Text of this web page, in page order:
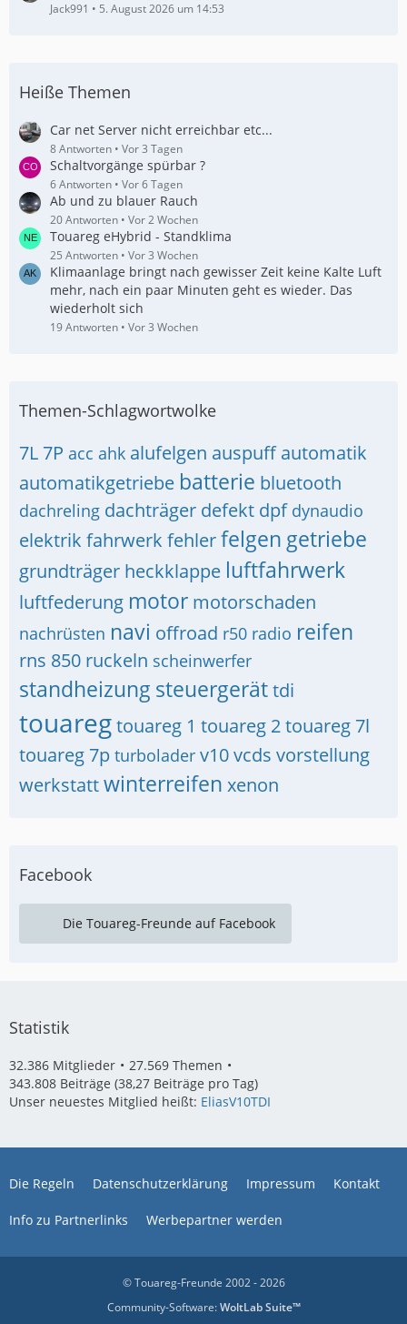
Jack991 5. August 2026 um 14:53
Heiße Themen
Car net Server nicht erreichbar etc...
8 Antworten Vor 3 Tagen
Schaltvorgänge spürbar ?
6 Antworten Vor 6 Tagen
Ab und zu blauer Rauch
20 Antworten Vor 2 Wochen
Touareg eHybrid - Standklima
25 Antworten Vor 3 Wochen
Klimaanlage bringt nach gewisser Zeit keine Kalte Luft
mehr, nach ein paar Minuten geht es wieder. Das
wiederholt sich
19 Antworten Vor 3 Wochen
Themen-Schlagwortwolke
7L 7P acc ahk alufelgen auspuff automatik
automatikgetriebe batterie bluetooth
dachreling dachträger defekt dpf dynaudio
elektrik fahrwerk fehlerfelgen getriebe
grundträger heckklappe luftfahrwerk
luftfederung motor motorschaden
nachrüsten navi offroad r50 radio reifen
rns 850 ruckeln scheinwerfer
standheizung steuergerättdi
touaregtouareg 1 touareg 2touareg 7l
touareg 7p turbolader v10vcds vorstellung
werkstattwinterreifen xenon
Facebook
Die Touareg-Freunde auf Facebook
Statistik
32.386 Mitglieder
27.569 Themen
343.808 Beiträge (38,27 Beiträge pro Tag)
Unser neuestes Mitglied heißt: EliasV10TDI
Die Regeln Datenschutzerklärung Impressum Kontakt
Info zu Partnerlinks Werbepartner werden
© Touareg-Freunde 2002 - 2026
Community-Software:WoltLab Suite™